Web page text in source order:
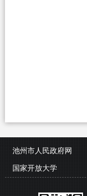
池州市人民政府网
国家开放大学